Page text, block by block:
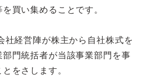
買い集めることです。
社経営陣が株主から自社株式を
門統括者が当該事業部門を事
をさします。